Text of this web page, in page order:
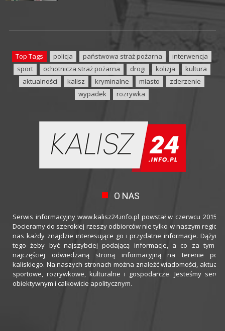
Top Tags policja państwowa straż pożarna
interwencja
sport
ochotnicza straż pożarna drogi kolizja
kultura
aktualności
kalisz kryminalne miasto
zderzenie
wypadek
rozrywka
O NAS
Serwis informacyjny www.kalisz24.info.pl powstał w czerwcu 2015
Docieramy do szerokiej rzeszy odbiorców nie tylko w naszym
nas każdy znajdzie interesujące go i przydatne informacje.
tego żeby być najszybciej podającą informacje, a co za tym
najczęściej odwiedzaną stroną informacyjną na terenie
kaliskiego. Na naszych stronach można znaleźć wiadomości,
sportowe, rozrywkowe, kulturalne i gospodarcze. Jesteśmy
obiektywnym i całkowicie apolitycznym.